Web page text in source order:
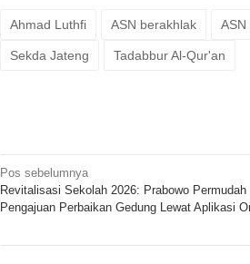
Ahmad Luthfi ASN berakhlak ASN
Sekda Jateng Tadabbur Al-Qur'an
Navigasi
pos
Pos sebelumnya
Revitalisasi Sekolah 2026: Prabowo Permudah
Pengajuan Perbaikan Gedung Lewat Aplikasi